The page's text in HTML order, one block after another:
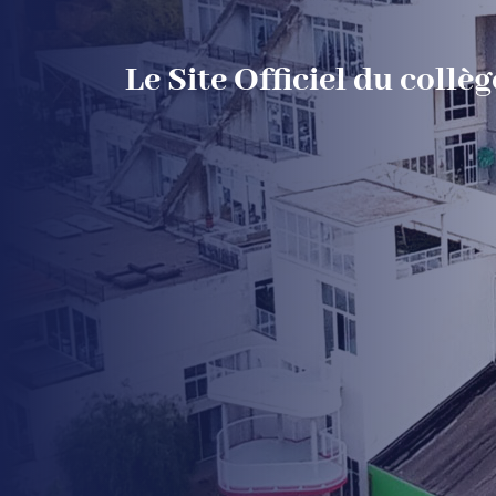
Le Site Officiel du